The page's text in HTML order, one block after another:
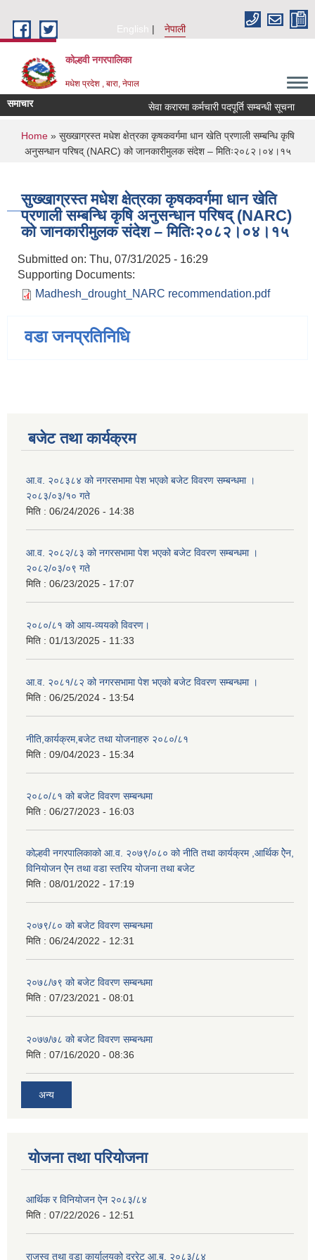
English
नेपाली
कोल्हवी नगरपालिका
मधेश प्रदेश , बारा, नेपाल
समाचार सेवा करारमा कर्मचारी पदपूर्ति सम्बन्धी सूचना
You are here
Home» सुख्खाग्रस्त मधेश क्षेत्रका कृषकवर्गमा धान खेति प्रणाली सम्बन्धि कृषि
अनुसन्धान परिषद् (NARC) को जानकारीमुलक संदेश – मितिः२०८२।०४।१५
सुख्खाग्रस्त मधेश क्षेत्रका कृषकवर्गमा धान खेति
प्रणाली सम्बन्धि कृषि अनुसन्धान परिषद् (NARC)
को जानकारीमुलक संदेश – मितिः२०८२।०४।१५
Submitted on: Thu, 07/31/2025 - 16:29
Supporting Documents:
Madhesh_drought_NARC recommendation.pdf
वडा जनप्रतिनिधि
बजेट तथा कार्यक्रम
आ.व. २०८३८४ को नगरसभामा पेश भएको बजेट विवरण सम्बन्धमा ।
२०८३/०३/१० गते
मिति : 06/24/2026 - 14:38
आ.व. २०८२/८३ को नगरसभामा पेश भएको बजेट विवरण सम्बन्धमा ।
२०८२/०३/०९ गते
मिति : 06/23/2025 - 17:07
२०८०/८१ को आय-व्ययको विवरण।
मिति : 01/13/2025 - 11:33
आ.व. २०८१/८२ को नगरसभामा पेश भएको बजेट विवरण सम्बन्धमा ।
मिति : 06/25/2024 - 13:54
नीति,कार्यक्रम,बजेट तथा योजनाहरु २०८०/८१
मिति : 09/04/2023 - 15:34
२०८०/८१ को बजेट विवरण सम्बन्धमा
मिति : 06/27/2023 - 16:03
कोल्हवी नगरपालिकाको आ.व. २०७९/०८० को नीति तथा कार्यक्रम ,आर्थिक ऐेन,
विनियोजन ऐेन तथा वडा स्तरिय योजना तथा बजेट
मिति : 08/01/2022 - 17:19
२०७९/८० को बजेट विवरण सम्बन्धमा
मिति : 06/24/2022 - 12:31
२०७८/७९ को बजेट विवरण सम्बन्धमा
मिति : 07/23/2021 - 08:01
२०७७/७८ को बजेट विवरण सम्बन्धमा
मिति : 07/16/2020 - 08:36
अन्य
योजना तथा परियोजना
आर्थिक र विनियोजन ऐन २०८३/८४
मिति : 07/22/2026 - 12:51
राजस्व तथा वडा कार्यालयको दररेट आ.ब. २०८३/८४